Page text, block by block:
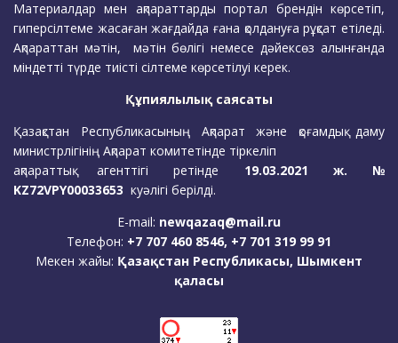
Материалдар мен ақпараттарды портал брендін көрсетіп,
гиперсілтеме жасаған жағдайда ғана қолдануға рұқсат етіледі.
Ақпараттан мәтін, мәтін бөлігі немесе дәйексөз алынғанда
міндетті түрде тиісті сілтеме көрсетілуі керек.
Құпиялылық саясаты
Қазақстан Республикасының Ақпарат және қоғамдық даму
министрлігінің Ақпарат комитетінде тіркеліп
ақпараттық агенттігі ретінде 19.03.2021 ж. №
KZ72VPY00033653 куәлігі берілді.
E-mail: newqazaq@mail.ru
Телефон: +7 707 460 8546, +7 701 319 99 91
Мекен жайы: Қазақстан Республикасы, Шымкент
қаласы